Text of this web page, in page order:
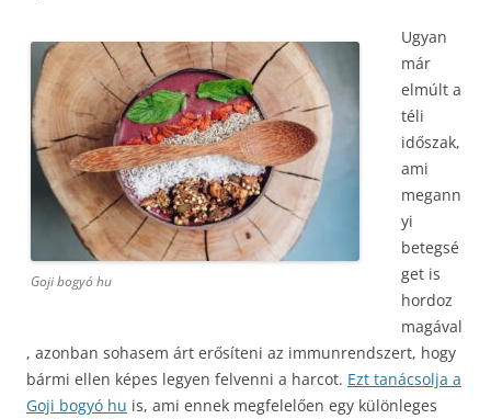
Goji bogyó hu
Ugyan
már
elmúlt a
téli
időszak,
ami
megann
yi
betegsé
get is
hordoz
magával
, azonban sohasem árt erősíteni az immunrendszert, hogy
bármi ellen képes legyen felvenni a harcot. Ezt tanácsolja a
Goji bogyó hu is, ami ennek megfelelően egy különleges